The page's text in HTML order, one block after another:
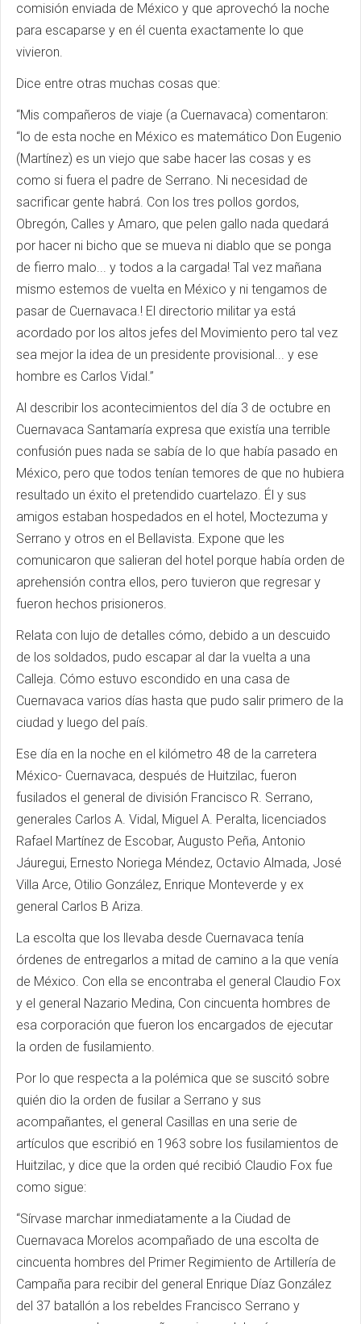
comisión enviada de México y que aprovechó la noche
para escaparse y en él cuenta exactamente lo que
vivieron.
Dice entre otras muchas cosas que:
“Mis compañeros de viaje (a Cuernavaca) comentaron:
“lo de esta noche en México es matemático Don Eugenio
(Martínez) es un viejo que sabe hacer las cosas y es
como si fuera el padre de Serrano. Ni necesidad de
sacrificar gente habrá. Con los tres pollos gordos,
Obregón, Calles y Amaro, que pelen gallo nada quedará
por hacer ni bicho que se mueva ni diablo que se ponga
de fierro malo... y todos a la cargada! Tal vez mañana
mismo estemos de vuelta en México y ni tengamos de
pasar de Cuernavaca.! El directorio militar ya está
acordado por los altos jefes del Movimiento pero tal vez
sea mejor la idea de un presidente provisional... y ese
hombre es Carlos Vidal.”
Al describir los acontecimientos del día 3 de octubre en
Cuernavaca Santamaría expresa que existía una terrible
confusión pues nada se sabía de lo que había pasado en
México, pero que todos tenían temores de que no hubiera
resultado un éxito el pretendido cuartelazo. Él y sus
amigos estaban hospedados en el hotel, Moctezuma y
Serrano y otros en el Bellavista. Expone que les
comunicaron que salieran del hotel porque había orden de
aprehensión contra ellos, pero tuvieron que regresar y
fueron hechos prisioneros.
Relata con lujo de detalles cómo, debido a un descuido
de los soldados, pudo escapar al dar la vuelta a una
Calleja. Cómo estuvo escondido en una casa de
Cuernavaca varios días hasta que pudo salir primero de la
ciudad y luego del país.
Ese día en la noche en el kilómetro 48 de la carretera
México- Cuernavaca, después de Huitzilac, fueron
fusilados el general de división Francisco R. Serrano,
generales Carlos A. Vidal, Miguel A. Peralta, licenciados
Rafael Martínez de Escobar, Augusto Peña, Antonio
Jáuregui, Ernesto Noriega Méndez, Octavio Almada, José
Villa Arce, Otilio González, Enrique Monteverde y ex
general Carlos B Ariza.
La escolta que los llevaba desde Cuernavaca tenía
órdenes de entregarlos a mitad de camino a la que venía
de México. Con ella se encontraba el general Claudio Fox
y el general Nazario Medina, Con cincuenta hombres de
esa corporación que fueron los encargados de ejecutar
la orden de fusilamiento.
Por lo que respecta a la polémica que se suscitó sobre
quién dio la orden de fusilar a Serrano y sus
acompañantes, el general Casillas en una serie de
artículos que escribió en 1963 sobre los fusilamientos de
Huitzilac, y dice que la orden qué recibió Claudio Fox fue
como sigue:
“Sírvase marchar inmediatamente a la Ciudad de
Cuernavaca Morelos acompañado de una escolta de
cincuenta hombres del Primer Regimiento de Artillería de
Campaña para recibir del general Enrique Díaz González
del 37 batallón a los rebeldes Francisco Serrano y